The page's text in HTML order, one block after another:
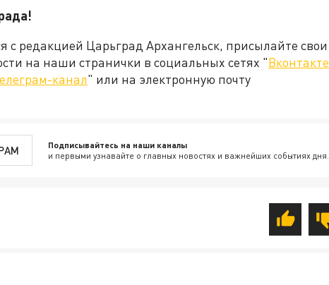
с редакцией Царьград Архангельск, присылайте свои
на наши странички в социальных сетях "Вконтакте
канал" или на электронную почту
Подписывайтесь на наши каналы
и первыми узнавайте о главных новостях и важнейших событиях дня.